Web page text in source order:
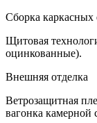
Сборка каркасных
Щитовая
оцинкованные).
Внешняя отделка
Ветрозащитная
вагонка